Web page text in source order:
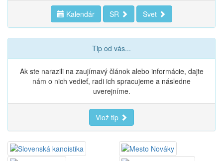
Kalendár SR Svet
Tip od vás...
Ak ste narazili na zaujímavý článok alebo informácie, dajte
nám o nich vedieť, radi ich spracujeme a následne
uverejníme.
Vlož tip